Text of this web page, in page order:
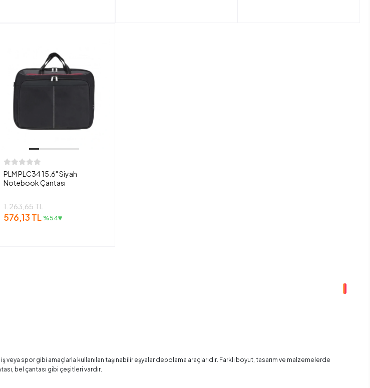
PLM PLC34 15.6" Siyah
Notebook Çantası
1.263,65 TL
576,13 TL %54
veya spor gibi amaçlarla kullanılan taşınabilir eşyalar depolama araçlarıdır. Farklı boyut, tasarım ve malzemelerde
bel çantası gibi çeşitleri vardır.